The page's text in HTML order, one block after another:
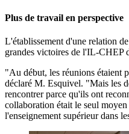
Plus de travail en perspective
L'établissement d'une relation
grandes victoires de l'IL-CHEP
"Au début, les réunions étaient
déclaré M. Esquivel. "Mais les
rencontrer parce qu'ils ont
collaboration était le seul
l'enseignement supérieur dans